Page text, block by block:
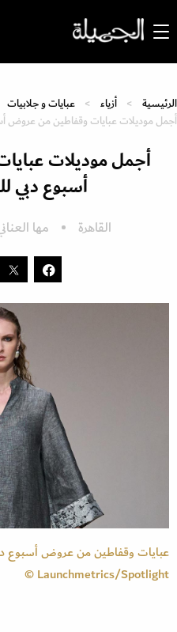
الرئيسية أزياء
عبايات و جلابيات
أجمل موديلات عبايات وقفاطين من عروض
أجمل موديلات
أسبوع دبي
القاهرة مها
عبايات وقفاطين من عروض أسبوع
Launchmetrics/Spotlight ©